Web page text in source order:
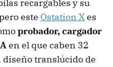
recargables y su
este Ostation Xes
probador, cargador
en el que caben 32
translúcido de